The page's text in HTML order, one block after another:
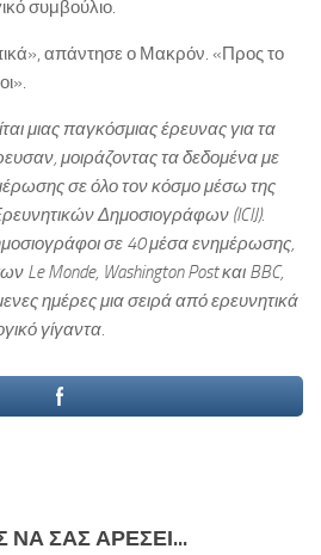
συμβούλιο.
απάντησε ο Μακρόν. «Προς το
μιας παγκόσμιας έρευνας για τα
μοιράζοντας τα δεδομένα με
σε όλο τον κόσμο μέσω της
Δημοσιογράφων (ICIJ).
σε 40 μέσα ενημέρωσης,
Le Monde, Washington Postκαι BBC,
ημέρες μια σειρά από ερευνητικά
γίγαντα.
ΝΑ ΣΑΣ ΑΡΈΣΕΙ...